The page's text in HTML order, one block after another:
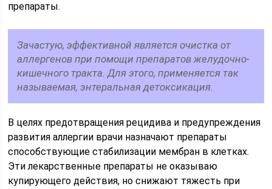
препараты.
Зачастую, эффективной является очистка от
аллергенов при помощи препаратов желудочно-
кишечного тракта. Для этого, применяется так
называемая, энтеральная детоксикация.
В целях предотвращения рецидива и предупреждения
развития аллергии врачи назначают препараты
способствующие стабилизации мембран в клетках.
Эти лекарственные препараты не оказываю
купирующего действия, но снижают тяжесть при